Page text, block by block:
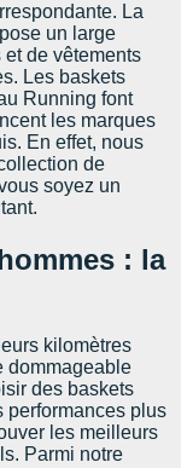
La
un large
de vêtements
Les baskets
Running font
les marques
En effet, nous
de
soyez un
: la
kilomètres
dommageable
des baskets
performances plus
les meilleurs
Parmi notre